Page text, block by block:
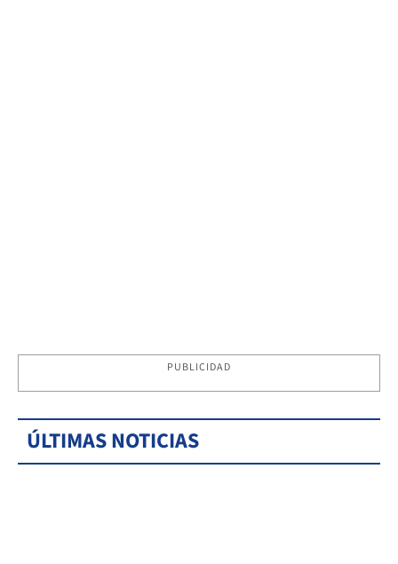
PUBLICIDAD
ÚLTIMAS NOTICIAS